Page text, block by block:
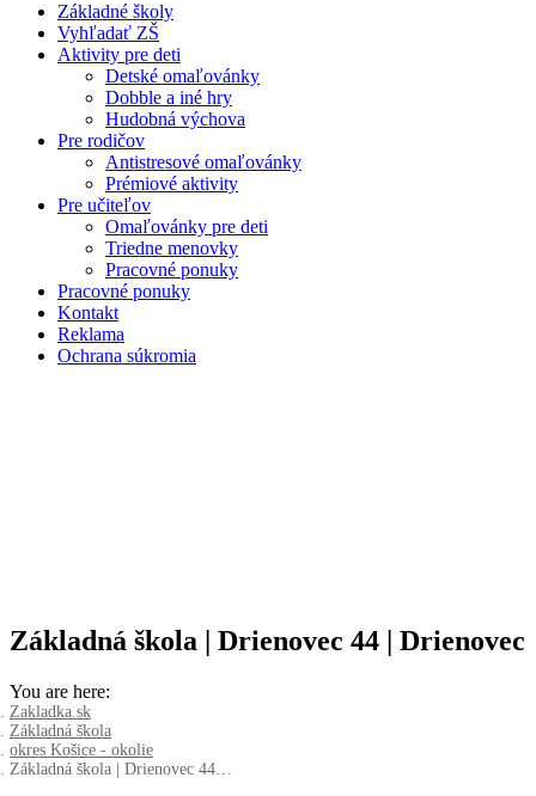
Základné školy
Vyhľadať ZŠ
Aktivity pre deti
Detské omaľovánky
Dobble a iné hry
Hudobná výchova
Pre rodičov
Antistresové omaľovánky
Prémiové aktivity
Pre učiteľov
Omaľovánky pre deti
Triedne menovky
Pracovné ponuky
Pracovné ponuky
Kontakt
Reklama
Ochrana súkromia
Základná škola | Drienovec 44 | Drienovec
You are here:
Zakladka.sk
Základná škola
okres Košice - okolie
Základná škola | Drienovec 44…